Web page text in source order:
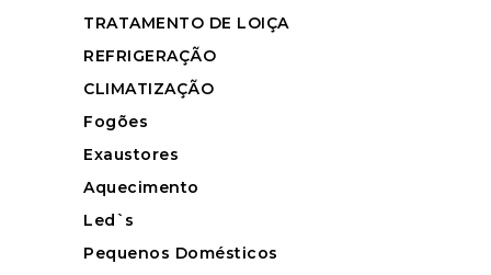
TRATAMENTO DE LOIÇA
REFRIGERAÇÃO
CLIMATIZAÇÃO
Fogões
Exaustores
Aquecimento
Led`s
Pequenos Domésticos